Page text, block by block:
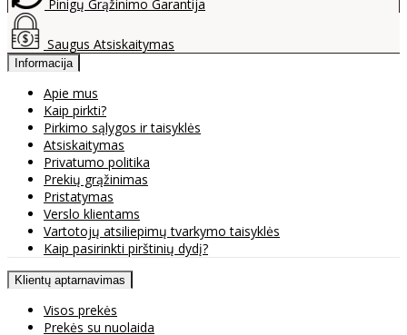
Pinigų Grąžinimo Garantija
Saugus Atsiskaitymas
Informacija
Apie mus
Kaip pirkti?
Pirkimo sąlygos ir taisyklės
Atsiskaitymas
Privatumo politika
Prekių grąžinimas
Pristatymas
Verslo klientams
Vartotojų atsiliepimų tvarkymo taisyklės
Kaip pasirinkti pirštinių dydį?
Klientų aptarnavimas
Visos prekės
Prekės su nuolaida